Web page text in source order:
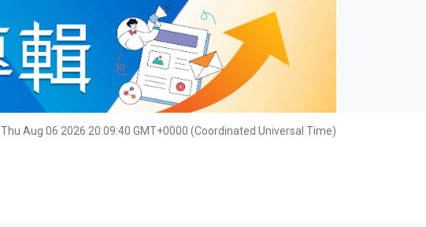
Thu Aug 06 2026 20:09:41 GMT+0000 (Coordinated Universal Time)
名家榜 灼見活動 關於我們